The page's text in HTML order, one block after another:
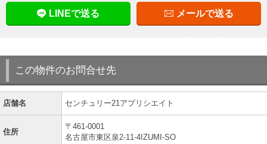
LINEで送る メールで送る
この物件のお問合せ先
店舗名 センチュリー21アプリシエイト
住所
〒461-0001
名古屋市東区泉2-11-4IZUMI-SO